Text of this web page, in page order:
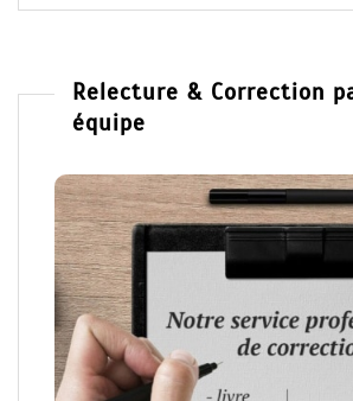
Relecture & Correction
équipe